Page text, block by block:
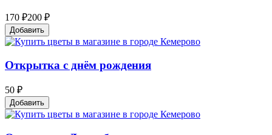
170 ₽200 ₽
Добавить
Открытка с днём рождения
50 ₽
Добавить